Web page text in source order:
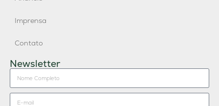
Imprensa
Contato
Newsletter